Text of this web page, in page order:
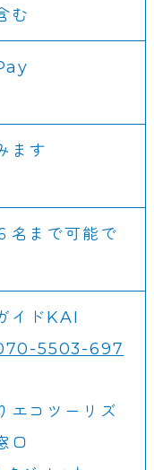
む
ます
名まで可能で
イドKAI
5503-697
エコツーリズ
口